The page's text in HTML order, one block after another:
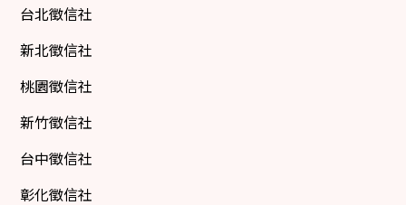
台北徵信社
新北徵信社
桃園徵信社
新竹徵信社
台中徵信社
彰化徵信社